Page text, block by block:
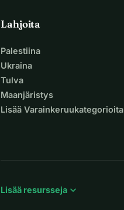
Lahjoita
Palestiina
Ukraina
Tulva
Maanjäristys
Lisää Varainkeruukategorioita
Lisää resursseja expand_more